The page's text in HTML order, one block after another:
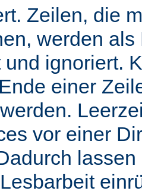
Zeilen, die
werden als
und ignoriert.
einer
vor einer